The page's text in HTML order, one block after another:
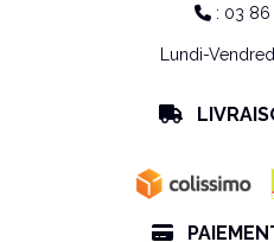
 : 03 86
Lundi-

